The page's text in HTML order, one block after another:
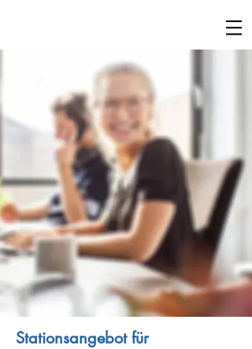
Stationsangebot für